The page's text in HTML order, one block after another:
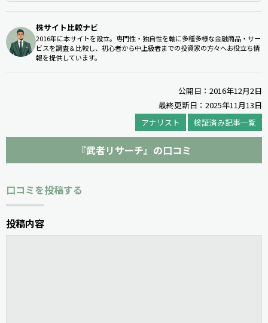
株サイト比較ナビ
2016年に本サイトを設立。専門性・独自性を軸に多種多様な金融商品・サー
ビスを調査＆比較し、初心者から中上級者までの投資家の方々へお役立ち情
報を提供しています。
公開日：2016年12月2日
最終更新日：2025年11月13日
アナリスト
検証済み記事一覧
『武者リサーチ』の口コミ
口コミを投稿する
投稿内容